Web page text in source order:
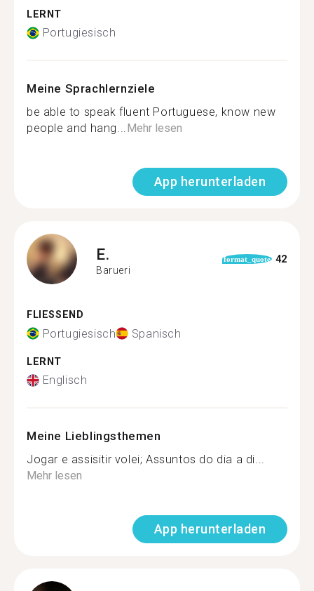
LERNT
Portugiesisch
Meine Sprachlernziele
be able to speak fluent Portuguese, know new
people and hang...Mehr lesen
App herunterladen
E.
Barueri
format_quote 42
FLIESSEND
Portugiesisch Spanisch
LERNT
Englisch
Meine Lieblingsthemen
Jogar e assisitir volei; Assuntos do dia a di...
Mehr lesen
App herunterladen